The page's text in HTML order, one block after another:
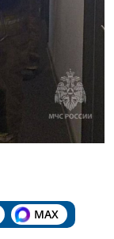
MAX